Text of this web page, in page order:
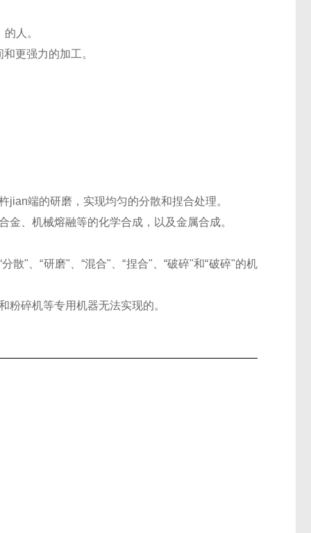
人。
更强力的加工。
端的研磨，实现均匀的分散和捏合处理。
、机械熔融等的化学合成，以及金属合成。
散"、“研磨"、“混合"、“捏合"、“破碎"和“破碎"的机
粉碎机等专用机器无法实现的。